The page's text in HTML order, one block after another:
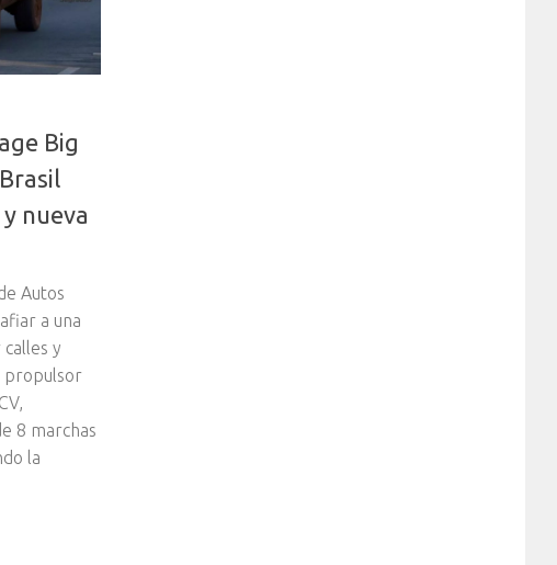
Big
nueva
Autos
a una
y
propulsor
8 marchas
la